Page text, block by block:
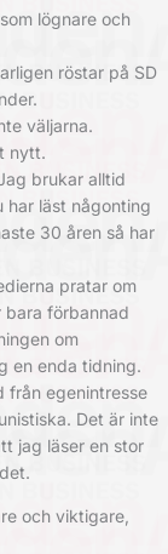
lögnare och
röstar på SD
väljarna.
nytt.
brukar alltid
har läst någonting
30 åren så har
pratar om
bara förbannad
om
en enda tidning.
från egenintresse
Det är inte
jag läser en stor
och viktigare,